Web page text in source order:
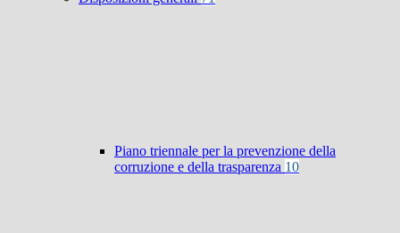
Piano triennale per la prevenzione della
corruzione e della trasparenza 10